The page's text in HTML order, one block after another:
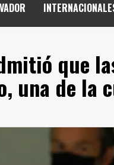
que
una de la